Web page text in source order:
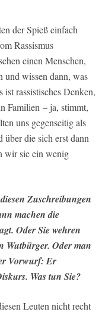
der Spieß einfach
Rassismus
einen Menschen,
und wissen dann, was
ist rassistisches Denken,
Familien – ja, stimmt,
uns gegenseitig als
über die sich erst dann
wir sie ein wenig
Zuschreibungen
machen die
Oder Sie wehren
Wutbürger. Oder man
Vorwurf: Er
Was tun Sie?
Leuten nicht recht